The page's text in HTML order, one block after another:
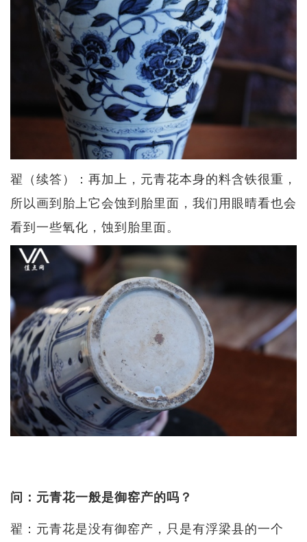
翟（续答）：再加上，元青花本身的料含铁很重，
所以画到胎上它会蚀到胎里面，我们用眼晴看也会
看到一些氧化，蚀到胎里面。
问：元青花一般是御窑产的吗？
翟：元青花是没有御窑产，只是有浮梁县的一个